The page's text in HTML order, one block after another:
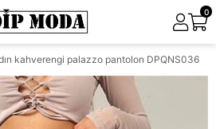
0
kahverengi palazzo pantolon DPQNS036